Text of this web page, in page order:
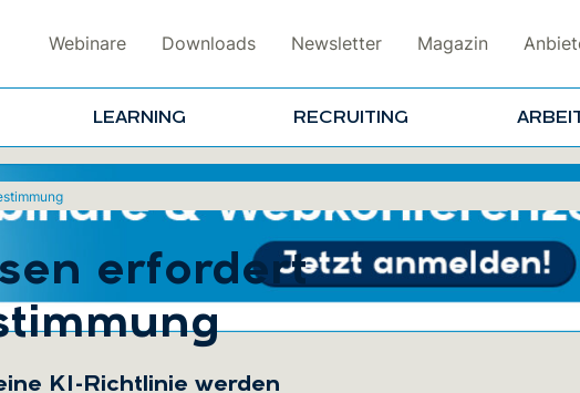
Webinare Downloads Newsletter Magazin
LEARNING RECRUITING
erfordert
KI-Richtlinie werden